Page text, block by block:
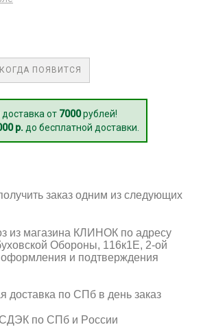
ПОЯВИТСЯ
от 7000рублей!
р. до бесплатной доставки.
заказ одним из следующих
из магазина КЛИНОК по адресу
Обороны, 116к1Е, 2-ой
и подтверждения
доставка по СПб в день заказ
СДЭК по СПб и России